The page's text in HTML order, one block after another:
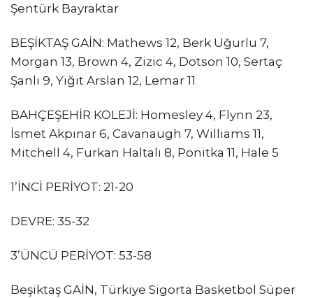
Şentürk Bayraktar
BEŞİKTAŞ GAİN: Mathews 12, Berk Uğurlu 7,
Morgan 13, Brown 4, Zizic 4, Dotson 10, Sertaç
Şanlı 9, Yiğit Arslan 12, Lemar 11
BAHÇEŞEHİR KOLEJİ: Homesley 4, Flynn 23,
İsmet Akpınar 6, Cavanaugh 7, Williams 11,
Mitchell 4, Furkan Haltalı 8, Ponitka 11, Hale 5
1’İNCİ PERİYOT: 21-20
DEVRE: 35-32
3’ÜNCÜ PERİYOT: 53-58
Beşiktaş GAİN, Türkiye Sigorta Basketbol Süper